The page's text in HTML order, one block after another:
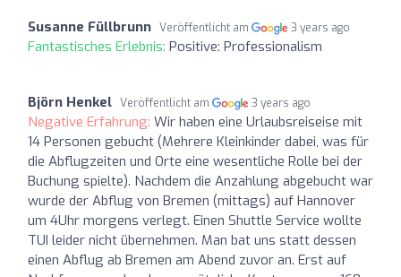
Susanne Füllbrunn Veröffentlicht am 3 years ago
Fantastisches Erlebnis: Positive: Professionalism
Björn Henkel Veröffentlicht am 3 years ago
Negative Erfahrung: Wir haben eine Urlaubsreiseise mit
14 Personen gebucht (Mehrere Kleinkinder dabei, was für
die Abflugzeiten und Orte eine wesentliche Rolle bei der
Buchung spielte). Nachdem die Anzahlung abgebucht war
wurde der Abflug von Bremen (mittags) auf Hannover
um 4Uhr morgens verlegt. Einen Shuttle Service wollte
TUI leider nicht übernehmen. Man bat uns statt dessen
einen Abflug ab Bremen am Abend zuvor an. Erst auf